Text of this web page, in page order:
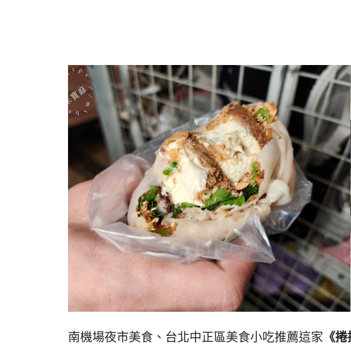
南機場夜市美食、台北中正區美食小吃推薦這家 《